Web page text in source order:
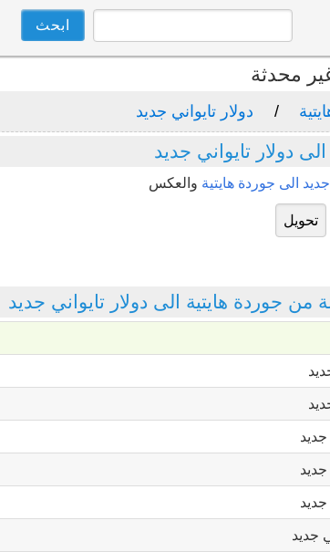
محدثة
دولار تايواني جديد
دولار تايواني جديد
جديد الى جوردة هايتية والعكس
جوردة هايتية الى دولار تايواني جديد
جديد
جديد
جديد
جديد